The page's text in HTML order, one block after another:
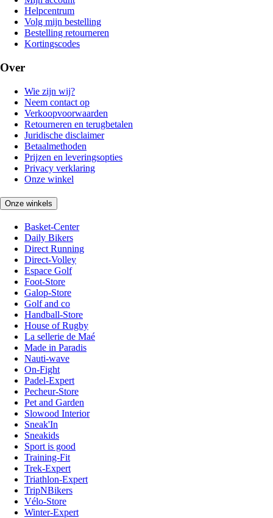
Helpcentrum
Volg mijn bestelling
Bestelling retourneren
Kortingscodes
Over
Wie zijn wij?
Neem contact op
Verkoopvoorwaarden
Retourneren en terugbetalen
Juridische disclaimer
Betaalmethoden
Prijzen en leveringsopties
Privacy verklaring
Onze winkel
Onze winkels
Basket-Center
Daily Bikers
Direct Running
Direct-Volley
Espace Golf
Foot-Store
Galop-Store
Golf and co
Handball-Store
House of Rugby
La sellerie de Maé
Made in Paradis
Nauti-wave
On-Fight
Padel-Expert
Pecheur-Store
Pet and Garden
Slowood Interior
Sneak'In
Sneakids
Sport is good
Training-Fit
Trek-Expert
Triathlon-Expert
TripNBikers
Vélo-Store
Winter-Expert